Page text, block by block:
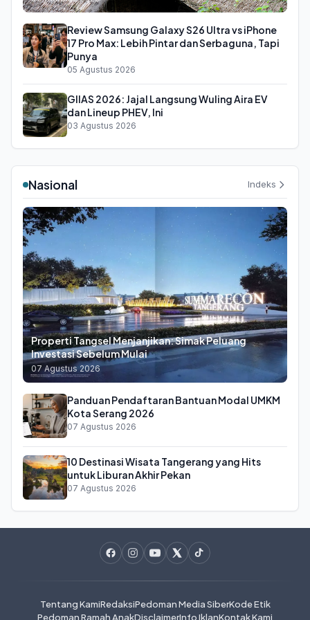
Review Samsung Galaxy S26 Ultra vs iPhone
17 Pro Max: Lebih Pintar dan Serbaguna, Tapi
Punya
05 Agustus 2026
GIIAS 2026: Jajal Langsung Wuling Aira EV
dan Lineup PHEV, Ini
03 Agustus 2026
Nasional Indeks
Properti Tangsel Menjanjikan: Simak Peluang
Investasi Sebelum Mulai
07 Agustus 2026
Panduan Pendaftaran Bantuan Modal UMKM
Kota Serang 2026
07 Agustus 2026
10 Destinasi Wisata Tangerang yang Hits
untuk Liburan Akhir Pekan
07 Agustus 2026
Tentang KamiRedaksiPedoman Media SiberKode Etik
Pedoman Ramah AnakDisclaimerInfo IklanKontak Kami